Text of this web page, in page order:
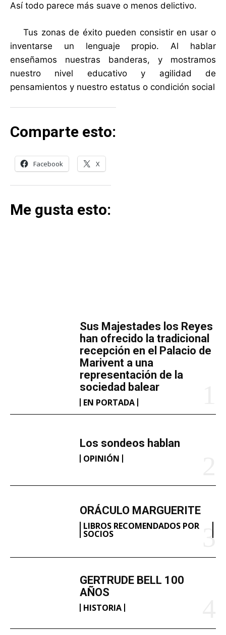
​Sus Majestades los Reyes
han ofrecido la tradicional
recepción en el Palacio de
Marivent​ a una
representación de la
sociedad balear
EN PORTADA
Los sondeos hablan
OPINIÓN
ORÁCULO MARGUERITE
LIBROS RECOMENDADOS POR
SOCIOS
GERTRUDE BELL 100
AÑOS
HISTORIA
Así todo parece más suave o menos delictivo.
Tus zonas de éxito pueden consistir en usar o
inventarse un lenguaje propio. Al hablar
enseñamos nuestras banderas, y mostramos
nuestro nivel educativo y agilidad de
pensamientos y nuestro estatus o condición social
Comparte esto:
Facebook X
Me gusta esto: